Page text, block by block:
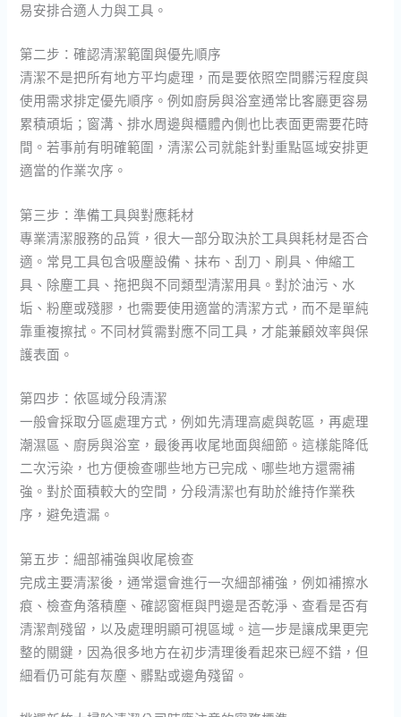
易安排合適人力與工具。
第二步：確認清潔範圍與優先順序
清潔不是把所有地方平均處理，而是要依照空間髒污程度與
使用需求排定優先順序。例如廚房與浴室通常比客廳更容易
累積頑垢；窗溝、排水周邊與櫃體內側也比表面更需要花時
間。若事前有明確範圍，清潔公司就能針對重點區域安排更
適當的作業次序。
第三步：準備工具與對應耗材
專業清潔服務的品質，很大一部分取決於工具與耗材是否合
適。常見工具包含吸塵設備、抹布、刮刀、刷具、伸縮工
具、除塵工具、拖把與不同類型清潔用具。對於油污、水
垢、粉塵或殘膠，也需要使用適當的清潔方式，而不是單純
靠重複擦拭。不同材質需對應不同工具，才能兼顧效率與保
護表面。
第四步：依區域分段清潔
一般會採取分區處理方式，例如先清理高處與乾區，再處理
潮濕區、廚房與浴室，最後再收尾地面與細節。這樣能降低
二次污染，也方便檢查哪些地方已完成、哪些地方還需補
強。對於面積較大的空間，分段清潔也有助於維持作業秩
序，避免遺漏。
第五步：細部補強與收尾檢查
完成主要清潔後，通常還會進行一次細部補強，例如補擦水
痕、檢查角落積塵、確認窗框與門邊是否乾淨、查看是否有
清潔劑殘留，以及處理明顯可視區域。這一步是讓成果更完
整的關鍵，因為很多地方在初步清理後看起來已經不錯，但
細看仍可能有灰塵、髒點或邊角殘留。